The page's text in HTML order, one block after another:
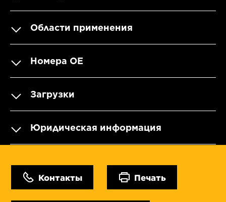
Области применения
Номера OE
Загрузки
Юридическая информация
Контакты Печать